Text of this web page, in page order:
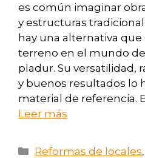
es común imaginar
y estructuras
hay una alternativa que
terreno en el mundo
pladur. Su versatilidad,
y buenos resultados lo
material de referencia.
Leer más
Reformas de locales,